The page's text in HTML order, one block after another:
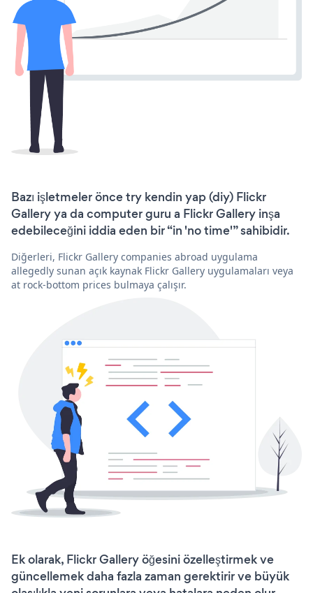
Bazı işletmeler önce try kendin yap (diy) Flickr
Gallery ya da computer guru a Flickr Gallery inşa
edebileceğini iddia eden bir “in 'no time'” sahibidir.
Diğerleri, Flickr Gallery companies abroad uygulama
allegedly sunan açık kaynak Flickr Gallery uygulamaları veya
at rock-bottom prices bulmaya çalışır.
Ek olarak, Flickr Gallery öğesini özelleştirmek ve
güncellemek daha fazla zaman gerektirir ve büyük